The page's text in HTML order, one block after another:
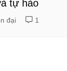
tự hào
đại 1